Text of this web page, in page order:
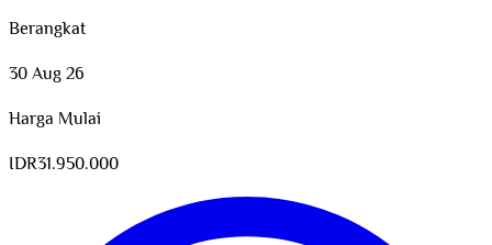
Berangkat
30 Aug 26
Harga Mulai
IDR31.950.000